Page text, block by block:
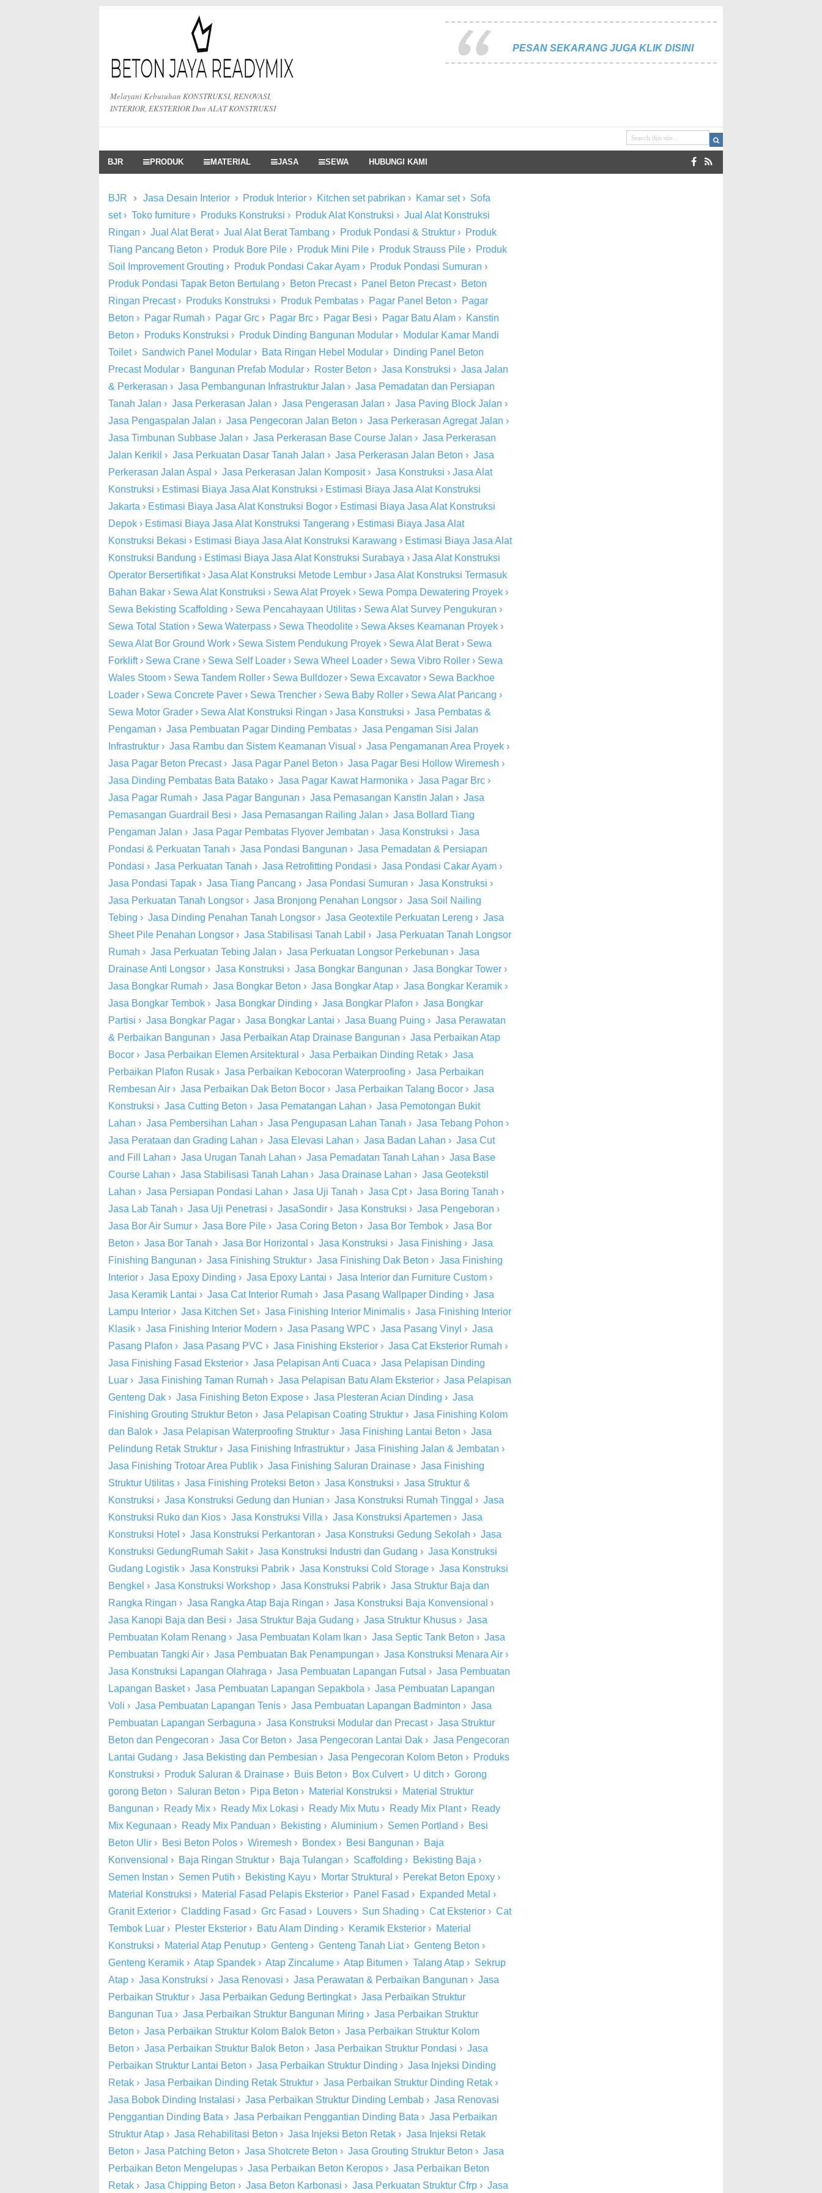
Melayani Kebutuhan KONSTRUKSI, RENOVASI,
INTERIOR, EKSTERIOR Dan ALAT KONSTRUKSI
PESAN SEKARANG JUGA KLIK DISINI
BJR PRODUK MATERIAL JASA SEWA HUBUNGI KAMI
BJR › Jasa Desain Interior › Produk Interior › Kitchen set pabrikan › Kamar set› Sofa
set› Toko furniture › Produks Konstruksi › Produk Alat Konstruksi › Jual Alat Konstruksi
Ringan › Jual Alat Berat› Jual Alat Berat Tambang › Produk Pondasi & Struktur › Produk
Tiang Pancang Beton › Produk Bore Pile › Produk Mini Pile › Produk Strauss Pile › Produk
Soil Improvement Grouting › Produk Pondasi Cakar Ayam › Produk Pondasi Sumuran ›
Produk Pondasi Tapak Beton Bertulang › Beton Precast› Panel Beton Precast› Beton
Ringan Precast› Produks Konstruksi › Produk Pembatas › Pagar Panel Beton › Pagar
Beton › Pagar Rumah › Pagar Grc › Pagar Brc › Pagar Besi › Pagar Batu Alam › Kanstin
Beton › Produks Konstruksi › Produk Dinding Bangunan Modular › Modular Kamar Mandi
Toilet› Sandwich Panel Modular › Bata Ringan Hebel Modular › Dinding Panel Beton
Precast Modular › Bangunan Prefab Modular › Roster Beton › Jasa Konstruksi › Jasa Jalan
& Perkerasan › Jasa Pembangunan Infrastruktur Jalan › Jasa Pemadatan dan Persiapan
Tanah Jalan › Jasa Perkerasan Jalan › Jasa Pengerasan Jalan › Jasa Paving Block Jalan ›
Jasa Pengaspalan Jalan › Jasa Pengecoran Jalan Beton › Jasa Perkerasan Agregat Jalan ›
Jasa Timbunan Subbase Jalan › Jasa Perkerasan Base Course Jalan › Jasa Perkerasan
Jalan Kerikil › Jasa Perkuatan Dasar Tanah Jalan › Jasa Perkerasan Jalan Beton › Jasa
Perkerasan Jalan Aspal › Jasa Perkerasan Jalan Komposit› Jasa Konstruksi › Jasa Alat
Konstruksi › Estimasi Biaya Jasa Alat Konstruksi › Estimasi Biaya Jasa Alat Konstruksi
Jakarta › Estimasi Biaya Jasa Alat Konstruksi Bogor › Estimasi Biaya Jasa Alat Konstruksi
Depok › Estimasi Biaya Jasa Alat Konstruksi Tangerang › Estimasi Biaya Jasa Alat
Konstruksi Bekasi › Estimasi Biaya Jasa Alat Konstruksi Karawang › Estimasi Biaya Jasa Alat
Konstruksi Bandung › Estimasi Biaya Jasa Alat Konstruksi Surabaya › Jasa Alat Konstruksi
Operator Bersertifikat› Jasa Alat Konstruksi Metode Lembur › Jasa Alat Konstruksi Termasuk
Bahan Bakar › Sewa Alat Konstruksi › Sewa Alat Proyek › Sewa Pompa Dewatering Proyek ›
Sewa Bekisting Scaffolding › Sewa Pencahayaan Utilitas › Sewa Alat Survey Pengukuran ›
Sewa Total Station › Sewa Waterpass › Sewa Theodolite › Sewa Akses Keamanan Proyek ›
Sewa Alat Bor Ground Work › Sewa Sistem Pendukung Proyek › Sewa Alat Berat› Sewa
Forklift› Sewa Crane › Sewa Self Loader › Sewa Wheel Loader › Sewa Vibro Roller › Sewa
Wales Stoom › Sewa Tandem Roller › Sewa Bulldozer › Sewa Excavator › Sewa Backhoe
Loader › Sewa Concrete Paver › Sewa Trencher › Sewa Baby Roller › Sewa Alat Pancang ›
Sewa Motor Grader › Sewa Alat Konstruksi Ringan › Jasa Konstruksi › Jasa Pembatas &
Pengaman › Jasa Pembuatan Pagar Dinding Pembatas › Jasa Pengaman Sisi Jalan
Infrastruktur › Jasa Rambu dan Sistem Keamanan Visual › Jasa Pengamanan Area Proyek ›
Jasa Pagar Beton Precast› Jasa Pagar Panel Beton › Jasa Pagar Besi Hollow Wiremesh ›
Jasa Dinding Pembatas Bata Batako › Jasa Pagar Kawat Harmonika › Jasa Pagar Brc ›
Jasa Pagar Rumah › Jasa Pagar Bangunan › Jasa Pemasangan Kanstin Jalan › Jasa
Pemasangan Guardrail Besi › Jasa Pemasangan Railing Jalan › Jasa Bollard Tiang
Pengaman Jalan › Jasa Pagar Pembatas Flyover Jembatan › Jasa Konstruksi › Jasa
Pondasi & Perkuatan Tanah › Jasa Pondasi Bangunan › Jasa Pemadatan & Persiapan
Pondasi › Jasa Perkuatan Tanah › Jasa Retrofitting Pondasi › Jasa Pondasi Cakar Ayam ›
Jasa Pondasi Tapak › Jasa Tiang Pancang › Jasa Pondasi Sumuran › Jasa Konstruksi ›
Jasa Perkuatan Tanah Longsor › Jasa Bronjong Penahan Longsor › Jasa Soil Nailing
Tebing › Jasa Dinding Penahan Tanah Longsor › Jasa Geotextile Perkuatan Lereng › Jasa
Sheet Pile Penahan Longsor › Jasa Stabilisasi Tanah Labil › Jasa Perkuatan Tanah Longsor
Rumah › Jasa Perkuatan Tebing Jalan › Jasa Perkuatan Longsor Perkebunan › Jasa
Drainase Anti Longsor › Jasa Konstruksi › Jasa Bongkar Bangunan › Jasa Bongkar Tower ›
Jasa Bongkar Rumah › Jasa Bongkar Beton › Jasa Bongkar Atap › Jasa Bongkar Keramik ›
Jasa Bongkar Tembok › Jasa Bongkar Dinding › Jasa Bongkar Plafon › Jasa Bongkar
Partisi › Jasa Bongkar Pagar › Jasa Bongkar Lantai › Jasa Buang Puing › Jasa Perawatan
& Perbaikan Bangunan › Jasa Perbaikan Atap Drainase Bangunan › Jasa Perbaikan Atap
Bocor › Jasa Perbaikan Elemen Arsitektural › Jasa Perbaikan Dinding Retak › Jasa
Perbaikan Plafon Rusak › Jasa Perbaikan Kebocoran Waterproofing › Jasa Perbaikan
Rembesan Air › Jasa Perbaikan Dak Beton Bocor › Jasa Perbaikan Talang Bocor › Jasa
Konstruksi › Jasa Cutting Beton › Jasa Pematangan Lahan › Jasa Pemotongan Bukit
Lahan › Jasa Pembersihan Lahan › Jasa Pengupasan Lahan Tanah › Jasa Tebang Pohon ›
Jasa Perataan dan Grading Lahan › Jasa Elevasi Lahan › Jasa Badan Lahan › Jasa Cut
and Fill Lahan › Jasa Urugan Tanah Lahan › Jasa Pemadatan Tanah Lahan › Jasa Base
Course Lahan › Jasa Stabilisasi Tanah Lahan › Jasa Drainase Lahan › Jasa Geotekstil
Lahan › Jasa Persiapan Pondasi Lahan › Jasa Uji Tanah › Jasa Cpt› Jasa Boring Tanah ›
Jasa Lab Tanah › Jasa Uji Penetrasi › JasaSondir › Jasa Konstruksi › Jasa Pengeboran ›
Jasa Bor Air Sumur › Jasa Bore Pile › Jasa Coring Beton › Jasa Bor Tembok › Jasa Bor
Beton › Jasa Bor Tanah › Jasa Bor Horizontal › Jasa Konstruksi › Jasa Finishing › Jasa
Finishing Bangunan › Jasa Finishing Struktur › Jasa Finishing Dak Beton › Jasa Finishing
Interior › Jasa Epoxy Dinding › Jasa Epoxy Lantai › Jasa Interior dan Furniture Custom ›
Jasa Keramik Lantai › Jasa Cat Interior Rumah › Jasa Pasang Wallpaper Dinding › Jasa
Lampu Interior › Jasa Kitchen Set› Jasa Finishing Interior Minimalis › Jasa Finishing Interior
Klasik › Jasa Finishing Interior Modern › Jasa Pasang WPC › Jasa Pasang Vinyl › Jasa
Pasang Plafon › Jasa Pasang PVC › Jasa Finishing Eksterior › Jasa Cat Eksterior Rumah ›
Jasa Finishing Fasad Eksterior › Jasa Pelapisan Anti Cuaca › Jasa Pelapisan Dinding
Luar › Jasa Finishing Taman Rumah › Jasa Pelapisan Batu Alam Eksterior › Jasa Pelapisan
Genteng Dak › Jasa Finishing Beton Expose › Jasa Plesteran Acian Dinding › Jasa
Finishing Grouting Struktur Beton › Jasa Pelapisan Coating Struktur › Jasa Finishing Kolom
dan Balok › Jasa Pelapisan Waterproofing Struktur › Jasa Finishing Lantai Beton › Jasa
Pelindung Retak Struktur › Jasa Finishing Infrastruktur › Jasa Finishing Jalan & Jembatan ›
Jasa Finishing Trotoar Area Publik › Jasa Finishing Saluran Drainase › Jasa Finishing
Struktur Utilitas › Jasa Finishing Proteksi Beton › Jasa Konstruksi › Jasa Struktur &
Konstruksi › Jasa Konstruksi Gedung dan Hunian › Jasa Konstruksi Rumah Tinggal › Jasa
Konstruksi Ruko dan Kios › Jasa Konstruksi Villa › Jasa Konstruksi Apartemen › Jasa
Konstruksi Hotel › Jasa Konstruksi Perkantoran › Jasa Konstruksi Gedung Sekolah › Jasa
Konstruksi GedungRumah Sakit› Jasa Konstruksi Industri dan Gudang › Jasa Konstruksi
Gudang Logistik › Jasa Konstruksi Pabrik › Jasa Konstruksi Cold Storage › Jasa Konstruksi
Bengkel › Jasa Konstruksi Workshop › Jasa Konstruksi Pabrik › Jasa Struktur Baja dan
Rangka Ringan › Jasa Rangka Atap Baja Ringan › Jasa Konstruksi Baja Konvensional ›
Jasa Kanopi Baja dan Besi › Jasa Struktur Baja Gudang › Jasa Struktur Khusus › Jasa
Pembuatan Kolam Renang › Jasa Pembuatan Kolam Ikan › Jasa Septic Tank Beton › Jasa
Pembuatan Tangki Air › Jasa Pembuatan Bak Penampungan › Jasa Konstruksi Menara Air ›
Jasa Konstruksi Lapangan Olahraga › Jasa Pembuatan Lapangan Futsal › Jasa Pembuatan
Lapangan Basket› Jasa Pembuatan Lapangan Sepakbola › Jasa Pembuatan Lapangan
Voli › Jasa Pembuatan Lapangan Tenis › Jasa Pembuatan Lapangan Badminton › Jasa
Pembuatan Lapangan Serbaguna › Jasa Konstruksi Modular dan Precast› Jasa Struktur
Beton dan Pengecoran › Jasa Cor Beton › Jasa Pengecoran Lantai Dak › Jasa Pengecoran
Lantai Gudang › Jasa Bekisting dan Pembesian › Jasa Pengecoran Kolom Beton › Produks
Konstruksi › Produk Saluran & Drainase › Buis Beton › Box Culvert› U ditch › Gorong
gorong Beton › Saluran Beton › Pipa Beton › Material Konstruksi › Material Struktur
Bangunan › Ready Mix › Ready Mix Lokasi › Ready Mix Mutu › Ready Mix Plant› Ready
Mix Kegunaan › Ready Mix Panduan › Bekisting › Aluminium › Semen Portland › Besi
Beton Ulir › Besi Beton Polos › Wiremesh › Bondex › Besi Bangunan › Baja
Konvensional › Baja Ringan Struktur › Baja Tulangan › Scaffolding › Bekisting Baja ›
Semen Instan › Semen Putih › Bekisting Kayu › Mortar Struktural › Perekat Beton Epoxy ›
Material Konstruksi › Material Fasad Pelapis Eksterior › Panel Fasad › Expanded Metal ›
Granit Exterior › Cladding Fasad › Grc Fasad › Louvers › Sun Shading › Cat Eksterior › Cat
Tembok Luar › Plester Eksterior › Batu Alam Dinding › Keramik Eksterior › Material
Konstruksi › Material Atap Penutup › Genteng › Genteng Tanah Liat› Genteng Beton ›
Genteng Keramik › Atap Spandek › Atap Zincalume › Atap Bitumen › Talang Atap › Sekrup
Atap › Jasa Konstruksi › Jasa Renovasi › Jasa Perawatan & Perbaikan Bangunan › Jasa
Perbaikan Struktur › Jasa Perbaikan Gedung Bertingkat› Jasa Perbaikan Struktur
Bangunan Tua › Jasa Perbaikan Struktur Bangunan Miring › Jasa Perbaikan Struktur
Beton › Jasa Perbaikan Struktur Kolom Balok Beton › Jasa Perbaikan Struktur Kolom
Beton › Jasa Perbaikan Struktur Balok Beton › Jasa Perbaikan Struktur Pondasi › Jasa
Perbaikan Struktur Lantai Beton › Jasa Perbaikan Struktur Dinding › Jasa Injeksi Dinding
Retak › Jasa Perbaikan Dinding Retak Struktur › Jasa Perbaikan Struktur Dinding Retak ›
Jasa Bobok Dinding Instalasi › Jasa Perbaikan Struktur Dinding Lembab › Jasa Renovasi
Penggantian Dinding Bata › Jasa Perbaikan Penggantian Dinding Bata › Jasa Perbaikan
Struktur Atap › Jasa Rehabilitasi Beton › Jasa Injeksi Beton Retak › Jasa Injeksi Retak
Beton › Jasa Patching Beton › Jasa Shotcrete Beton › Jasa Grouting Struktur Beton › Jasa
Perbaikan Beton Mengelupas › Jasa Perbaikan Beton Keropos › Jasa Perbaikan Beton
Retak › Jasa Chipping Beton › Jasa Beton Karbonasi › Jasa Perkuatan Struktur Cfrp › Jasa